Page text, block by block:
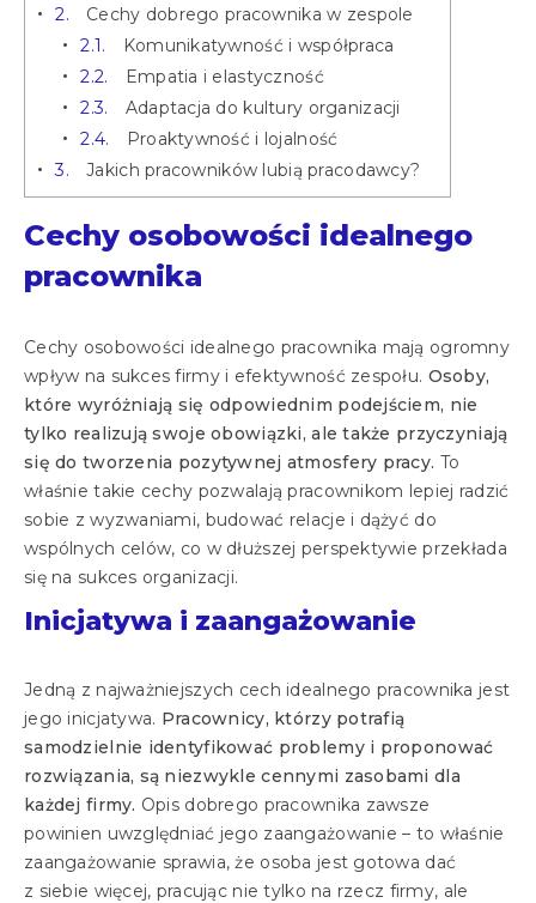
2.
Cechy dobrego pracownika w zespole
2.1.
Komunikatywność i współpraca
2.2.
Empatia i elastyczność
2.3.
Adaptacja do kultury organizacji
2.4.
Proaktywność i lojalność
3.
Jakich pracowników lubią pracodawcy?
Cechy osobowości idealnego
pracownika
Cechy osobowości idealnego pracownika mają ogromny
wpływ na sukces firmy i efektywność zespołu. Osoby,
które wyróżniają się odpowiednim podejściem, nie
tylko realizują swoje obowiązki, ale także przyczyniają
się do tworzenia pozytywnej atmosfery pracy. To
właśnie takie cechy pozwalają pracownikom lepiej radzić
sobie z wyzwaniami, budować relacje i dążyć do
wspólnych celów, co w dłuższej perspektywie przekłada
się na sukces organizacji.
Inicjatywa i zaangażowanie
Jedną z najważniejszych cech idealnego pracownika jest
jego inicjatywa. Pracownicy, którzy potrafią
samodzielnie identyfikować problemy i proponować
rozwiązania, są niezwykle cennymi zasobami dla
każdej firmy. Opis dobrego pracownika zawsze
powinien uwzględniać jego zaangażowanie – to właśnie
zaangażowanie sprawia, że osoba jest gotowa dać
z siebie więcej, pracując nie tylko na rzecz firmy, ale